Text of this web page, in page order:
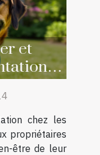
et
chez les
propriétaires
être de leur